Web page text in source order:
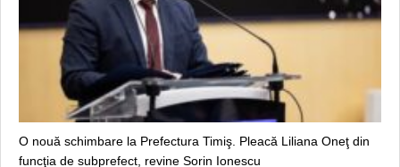
O nouă schimbare la Prefectura Timiş. Pleacă Liliana Oneţ din
funcţia de subprefect, revine Sorin Ionescu